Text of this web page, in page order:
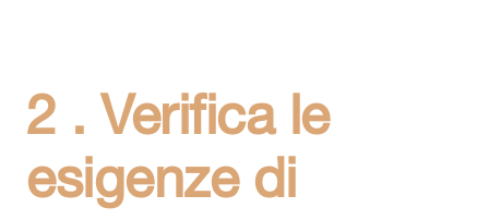
2 . Verifica le
esigenze di